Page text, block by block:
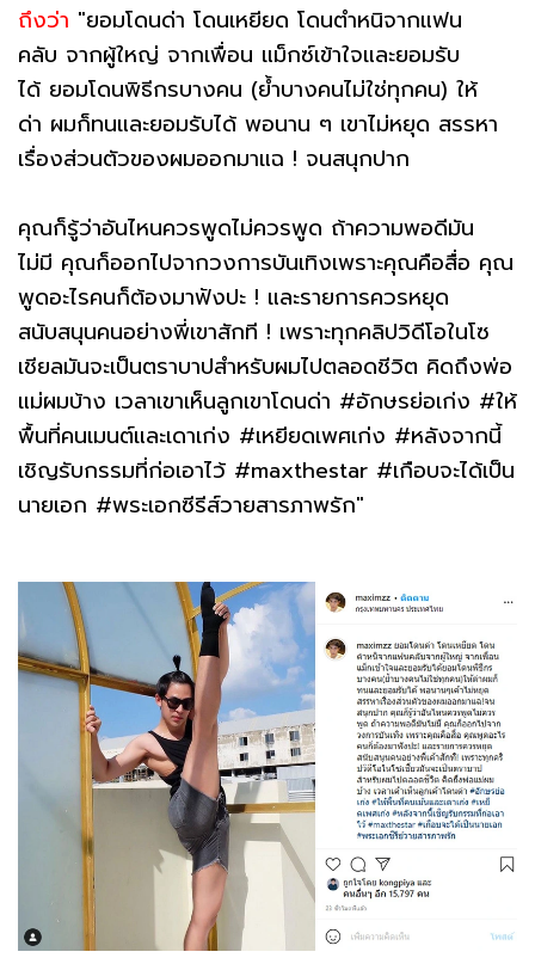
ถึงว่า "ยอมโดนด่า โดนเหยียด โดนตำหนิจากแฟน
คลับ จากผู้ใหญ่ จากเพื่อน แม็กซ์เข้าใจและยอมรับ
ได้ ยอมโดนพิธีกรบางคน (ย้ำบางคนไม่ใช่ทุกคน) ให้
ด่า ผมก็ทนและยอมรับได้ พอนาน ๆ เขาไม่หยุด สรรหา
เรื่องส่วนตัวของผมออกมาแฉ ! จนสนุกปาก
คุณก็รู้ว่าอันไหนควรพูดไม่ควรพูด ถ้าความพอดีมัน
ไม่มี คุณก็ออกไปจากวงการบันเทิงเพราะคุณคือสื่อ คุณ
พูดอะไรคนก็ต้องมาฟังปะ ! และรายการควรหยุด
สนับสนุนคนอย่างพี่เขาสักที ! เพราะทุกคลิปวิดีโอในโซ
เชียลมันจะเป็นตราบาปสำหรับผมไปตลอดชีวิต คิดถึงพ่อ
แม่ผมบ้าง เวลาเขาเห็นลูกเขาโดนด่า #อักษรย่อเก่ง #ให้
พื้นที่คนเมนต์และเดาเก่ง #เหยียดเพศเก่ง #หลังจากนี้
เชิญรับกรรมที่ก่อเอาไว้ #maxthestar #เกือบจะได้เป็น
นายเอก #พระเอกซีรีส์วายสารภาพรัก"